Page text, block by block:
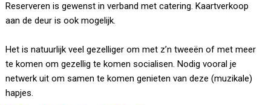
Reserveren is gewenst in verband met catering. Kaartverkoop
aan de deur is ook mogelijk.
Het is natuurlijk veel gezelliger om met z’n tweeën of met meer
te komen om gezellig te komen socialisen. Nodig vooral je
netwerk uit om samen te komen genieten van deze (muzikale)
hapjes.